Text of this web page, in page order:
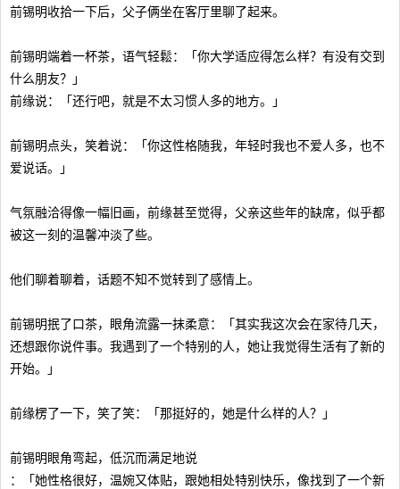
前锡明收拾一下后，父子俩坐在客厅里聊了起来。
前锡明端着一杯茶，语气轻鬆：「你大学适应得怎么样？有没有交到
什么朋友？」
前缘说：「还行吧，就是不太习惯人多的地方。」
前锡明点头，笑着说：「你这性格随我，年轻时我也不爱人多，也不
爱说话。」
气氛融洽得像一幅旧画，前缘甚至觉得，父亲这些年的缺席，似乎都
被这一刻的温馨冲淡了些。
他们聊着聊着，话题不知不觉转到了感情上。
前锡明抿了口茶，眼角流露一抹柔意：「其实我这次会在家待几天，
还想跟你说件事。我遇到了一个特别的人，她让我觉得生活有了新的
开始。」
前缘楞了一下，笑了笑：「那挺好的，她是什么样的人？」
前锡明眼角弯起，低沉而满足地说
：「她性格很好，温婉又体贴，跟她相处特别快乐，像找到了一个新